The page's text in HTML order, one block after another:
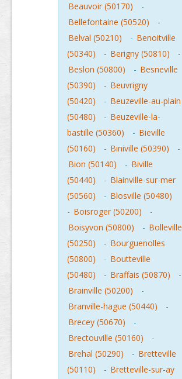
Beauvoir (50170)
-
Bellefontaine (50520)
-
Belval (50210)
- Benoitville
(50340)
- Berigny (50810)
-
Beslon (50800)
- Besneville
(50390)
- Beuvrigny
(50420)
- Beuzeville-au-plain
(50480)
- Beuzeville-la-
bastille (50360)
- Bieville
(50160)
- Biniville (50390)
-
Bion (50140)
- Biville
(50440)
- Blainville-sur-mer
(50560)
- Blosville (50480)
- Boisroger (50200)
-
Boisyvon (50800)
- Bolleville
(50250)
- Bourguenolles
(50800)
- Boutteville
(50480)
- Braffais (50870)
-
Brainville (50200)
-
Branville-hague (50440)
-
Brecey (50670)
-
Brectouville (50160)
-
Brehal (50290)
- Bretteville
(50110)
- Bretteville-sur-ay